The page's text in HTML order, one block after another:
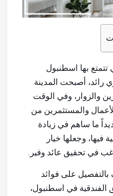
تتمتع بها اسطنبول
رائد، أصبحت المدينة
والزوار، وفي الوقت
والمستثمرين من
ما ساهم في زيادة
وجعلها خيار
في تحقيق عائد وفير.
بالتفصيل على فوائد
الفندقية في اسطنبول،